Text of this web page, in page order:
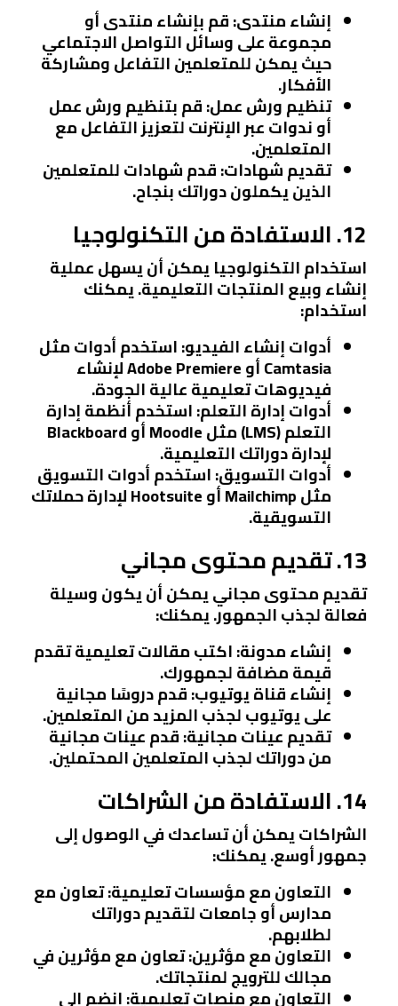
إنشاء منتدى: قم بإنشاء منتدى أو
مجموعة على وسائل التواصل الاجتماعي
حيث يمكن للمتعلمين التفاعل ومشاركة
الأفكار.
تنظيم ورش عمل: قم بتنظيم ورش عمل
أو ندوات عبر الإنترنت لتعزيز التفاعل مع
المتعلمين.
تقديم شهادات: قدم شهادات للمتعلمين
الذين يكملون دوراتك بنجاح.
12. الاستفادة من التكنولوجيا
استخدام التكنولوجيا يمكن أن يسهل عملية
إنشاء وبيع المنتجات التعليمية. يمكنك
استخدام:
أدوات إنشاء الفيديو: استخدم أدوات مثل
Camtasia أو Adobe Premiere لإنشاء
فيديوهات تعليمية عالية الجودة.
أدوات إدارة التعلم: استخدم أنظمة إدارة
التعلم (LMS) مثل Moodle أو Blackboard
لإدارة دوراتك التعليمية.
أدوات التسويق: استخدم أدوات التسويق
مثل Mailchimp أو Hootsuite لإدارة حملاتك
التسويقية.
13. تقديم محتوى مجاني
تقديم محتوى مجاني يمكن أن يكون وسيلة
فعالة لجذب الجمهور. يمكنك:
إنشاء مدونة: اكتب مقالات تعليمية تقدم
قيمة مضافة لجمهورك.
إنشاء قناة يوتيوب: قدم دروسًا مجانية
على يوتيوب لجذب المزيد من المتعلمين.
تقديم عينات مجانية: قدم عينات مجانية
من دوراتك لجذب المتعلمين المحتملين.
14. الاستفادة من الشراكات
الشراكات يمكن أن تساعدك في الوصول إلى
جمهور أوسع. يمكنك:
التعاون مع مؤسسات تعليمية: تعاون مع
مدارس أو جامعات لتقديم دوراتك
لطلابهم.
التعاون مع مؤثرين: تعاون مع مؤثرين في
مجالك للترويج لمنتجاتك.
التعاون مع منصات تعليمية: انضم إلى